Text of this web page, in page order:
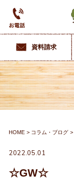
資料請求
HOME コラム・ブログ
2022.05.01
☆GW☆